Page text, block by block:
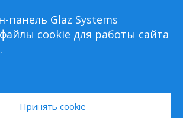
© 2026. Glaz Systems торговая марка. Все
права защищены.
панель Glaz Systems
cookie для работы сайта
Принять cookie